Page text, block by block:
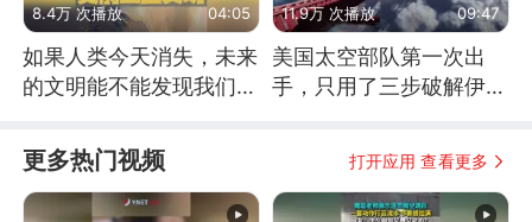
8.4万 次播放 04:05
如果人类今天消失，未来
的文明能不能发现我们存
11.9万 次播放 09:47
美国太空部队第一次出
手，只用了三步破解伊朗
更多热门视频 打开应用 查看更多